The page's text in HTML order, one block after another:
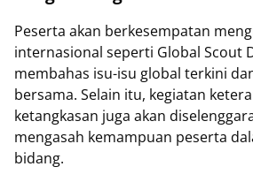
Peserta akan berkesempatan
internasional seperti Global Scout
membahas isu-isu global terkini
bersama. Selain itu, kegiatan
ketangkasan juga akan
mengasah kemampuan peserta
bidang.